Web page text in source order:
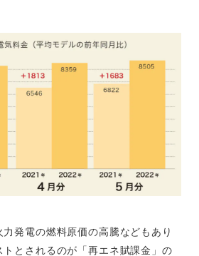
発電の燃料原価の高騰などもあり
トとされるのが「再エネ賦課金」の